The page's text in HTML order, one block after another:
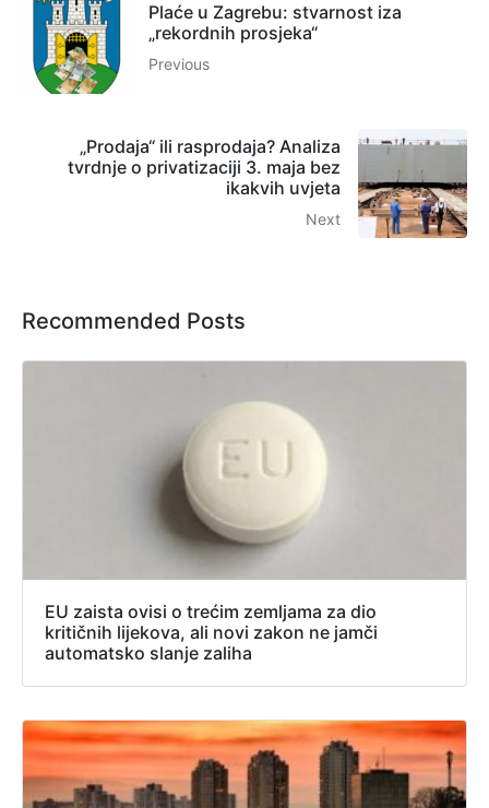
Plaće u Zagrebu: stvarnost iza
„rekordnih prosjeka“
Previous
„Prodaja“ ili rasprodaja? Analiza
tvrdnje o privatizaciji 3. maja bez
ikakvih uvjeta
Next
Recommended Posts
EU zaista ovisi o trećim zemljama za dio
kritičnih lijekova, ali novi zakon ne jamči
automatsko slanje zaliha